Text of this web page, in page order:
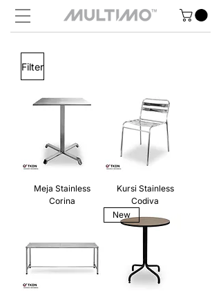
Filter
Meja Stainless
Corina
Kursi Stainless
Codiva
New